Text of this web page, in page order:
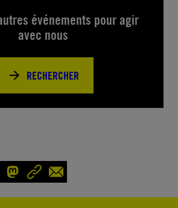
événements pour agir
avec nous
RECHERCHER